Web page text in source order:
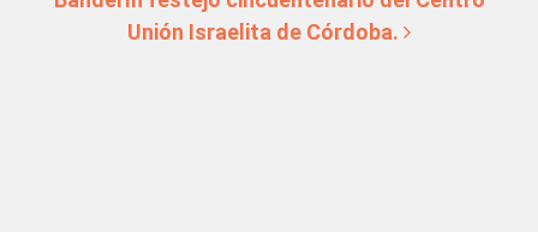
Unión Israelita de Córdoba.